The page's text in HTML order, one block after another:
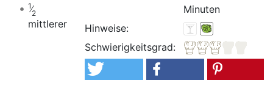
Minuten
Hinweise:
Schwierigkeitsgrad:
1
2
mittlerer